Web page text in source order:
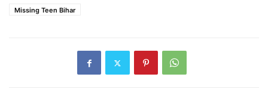
Missing Teen Bihar